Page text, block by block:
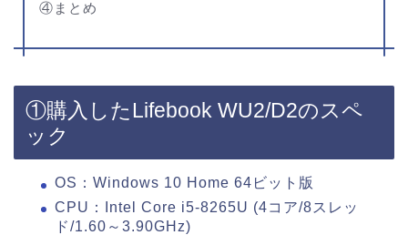
④まとめ
①購入したLifebook WU2/D2のスペ
ック
OS：Windows 10 Home 64ビット版
CPU：Intel Core i5-8265U (4コア/8スレッ
ド/1.60～3.90GHz)